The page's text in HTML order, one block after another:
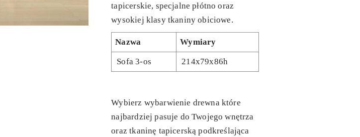
tapicerskie, specjalne płótno oraz
wysokiej klasy tkaniny obiciowe.
Nazwa Wymiary
Sofa 3-os 214x79x86h
Wybierz wybarwienie drewna które
najbardziej pasuje do Twojego wnętrza
oraz tkaninę tapicerską podkreślająca